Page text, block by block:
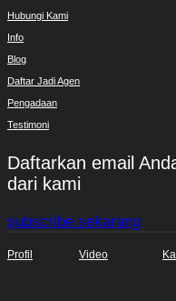
Hubungi Kami
Info
Blog
Daftar Jadi Agen
Pengadaan
Testimoni
Daftarkan email
dari kami
subscribe sekarang
Profil Video